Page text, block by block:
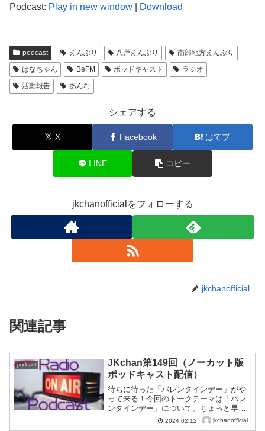
Podcast: Play in new window Download
podcast えんぶり 八戸えんぶり
南部地方えんぶり
はなちゃん
BeFM ポッドキャスト
ラジオ
活動報告
あんな
シェアする
X Facebook はてブ
LINE コピー
jkchanofficialをフォローする
jkchanofficial
関連記事
podcast
JKchan第149回（ノーカット版
ポッドキャスト配信）
待ちに待った「バレンタインデー」がや
って来る！今回のトークテーマは「バレ
ンタインデー」について。ちょっと早い
けど、2月14日（水）は「バレンタインデ
2024.02.12 jkchanofficial